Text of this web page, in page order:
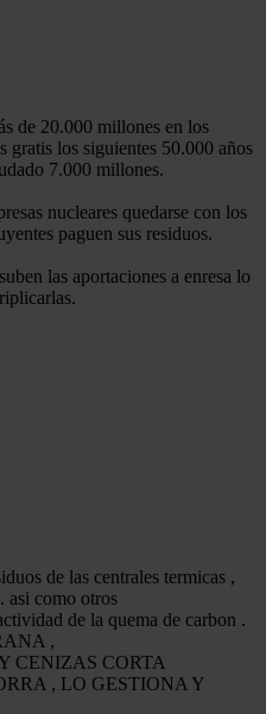
de 20.000 millones en los
gratis los siguientes 50.000 años
7.000 millones.
nucleares quedarse con los
paguen sus residuos.
las aportaciones a enresa lo
de las centrales termicas ,
como otros
de la quema de carbon .
,
CENIZAS CORTA
, LO GESTIONA Y